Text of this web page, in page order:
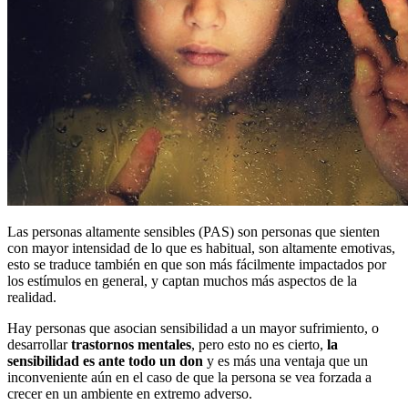
Las personas altamente sensibles (PAS) son personas que sienten
con mayor intensidad de lo que es habitual, son altamente emotivas,
esto se traduce también en que son más fácilmente impactados por
los estímulos en general, y captan muchos más aspectos de la
realidad.
Hay personas que asocian sensibilidad a un mayor sufrimiento, o
desarrollartrastornos mentales, pero esto no es cierto, la
sensibilidad es ante todo un don y es más una ventaja que un
inconveniente aún en el caso de que la persona se vea forzada a
crecer en un ambiente en extremo adverso.